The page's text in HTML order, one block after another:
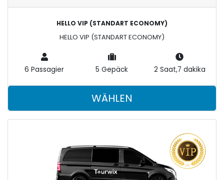
HELLO VIP (STANDART ECONOMY)
HELLO VIP (STANDART ECONOMY)
6 Passagier 5 Gepäck 2 Saat,7 dakika
WÄHLEN